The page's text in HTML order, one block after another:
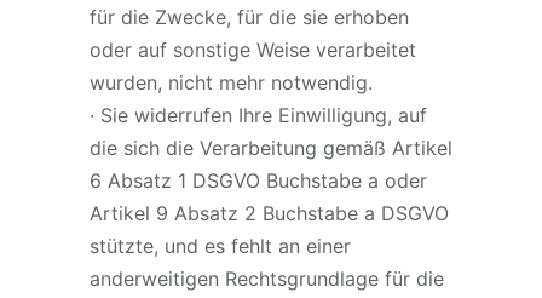
für die Zwecke, für die sie erhoben
oder auf sonstige Weise verarbeitet
wurden, nicht mehr notwendig.
· Sie widerrufen Ihre Einwilligung, auf
die sich die Verarbeitung gemäß Artikel
6 Absatz 1 DSGVO Buchstabe a oder
Artikel 9 Absatz 2 Buchstabe a DSGVO
stützte, und es fehlt an einer
anderweitigen Rechtsgrundlage für die